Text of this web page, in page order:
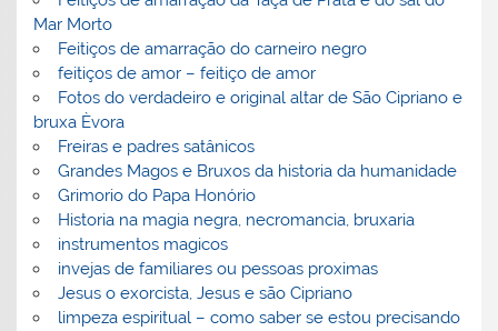
Mar Morto
Feitiços de amarração do carneiro negro
feitiços de amor – feitiço de amor
Fotos do verdadeiro e original altar de São Cipriano e
bruxa Èvora
Freiras e padres satânicos
Grandes Magos e Bruxos da historia da humanidade
Grimorio do Papa Honório
Historia na magia negra, necromancia, bruxaria
instrumentos magicos
invejas de familiares ou pessoas proximas
Jesus o exorcista, Jesus e são Cipriano
limpeza espiritual – como saber se estou precisando